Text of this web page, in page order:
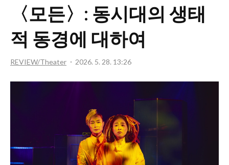
〈모든〉: 동시대의 생태
적 동경에 대하여
REVIEW/Theater 2026. 5. 28. 13:26